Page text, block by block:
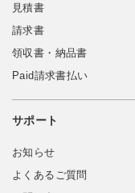
見積書
請求書
領収書・納品書
Paid請求書払い
サポート
お知らせ
よくあるご質問